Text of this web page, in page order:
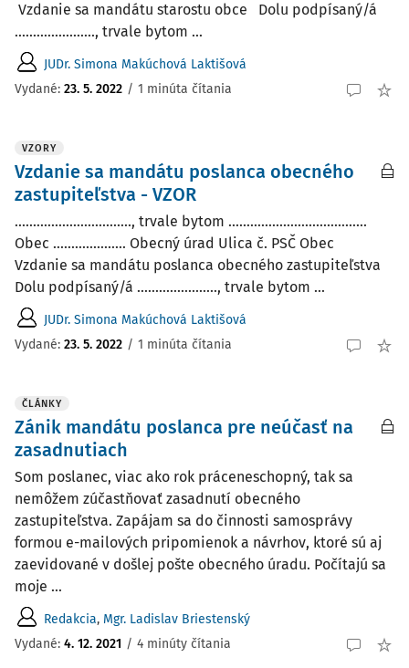
Vzdanie sa mandátu starostu obce Dolu podpísaný/á
......................, trvale bytom ...
JUDr. Simona Makúchová Laktišová
Vydané: 23. 5. 2022 / 1 minúta čítania
VZORY
Vzdanie sa mandátu poslanca obecného
zastupiteľstva - VZOR
................................, trvale bytom ......................................
Obec .................... Obecný úrad Ulica č. PSČ Obec
Vzdanie sa mandátu poslanca obecného zastupiteľstva
Dolu podpísaný/á ......................, trvale bytom ...
JUDr. Simona Makúchová Laktišová
Vydané: 23. 5. 2022 / 1 minúta čítania
ČLÁNKY
Zánik mandátu poslanca pre neúčasť na
zasadnutiach
Som poslanec, viac ako rok práceneschopný, tak sa
nemôžem zúčastňovať zasadnutí obecného
zastupiteľstva. Zapájam sa do činnosti samosprávy
formou e-mailových pripomienok a návrhov, ktoré sú aj
zaevidované v došlej pošte obecného úradu. Počítajú sa
moje ...
Redakcia, Mgr. Ladislav Briestenský
Vydané: 4. 12. 2021 / 4 minúty čítania